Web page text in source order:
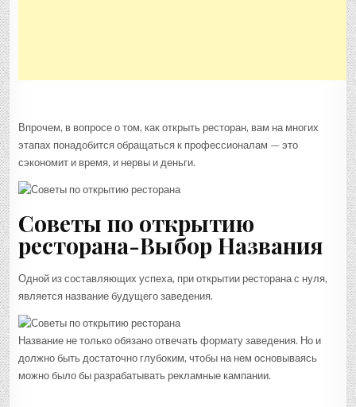
Впрочем, в вопросе о том, как открыть ресторан, вам на многих
этапах понадобится обращаться к профессионалам — это
сэкономит и время, и нервы и деньги.
Советы по открытию
ресторана-Выбор Названия
Одной из составляющих успеха, при открытии ресторана с нуля,
является название будущего заведения.
Название не только обязано отвечать формату заведения. Но и
должно быть достаточно глубоким, чтобы на нем основываясь
можно было бы разрабатывать рекламные кампании.